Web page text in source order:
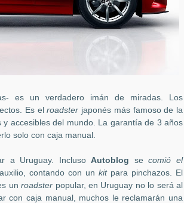
es un verdadero imán de miradas. Los
Es elroadster japonés más famoso de la
y accesibles del mundo. La garantía de 3 años
solo con caja manual.
a Uruguay. InclusoAutoblog secomió el
contando con unkit para pinchazos. El
unroadster popular, en Uruguay no lo será al
con caja manual, muchos le reclamarán una